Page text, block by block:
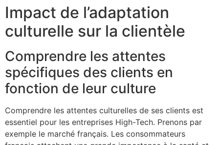
Impact de l’adaptation
culturelle sur la clientèle
Comprendre les attentes
spécifiques des clients en
fonction de leur culture
Comprendre les attentes culturelles de ses clients est
essentiel pour les entreprises High-Tech. Prenons par
exemple le marché français. Les consommateurs